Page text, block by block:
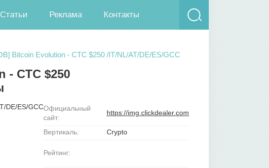
Статьи Реклама Контакты
Bitcoin Evolution - CTC $250 /IT/NL/AT/DE/ES/GCC
- CTC $250
Официальный
сайт:
https://img.clickdealer.com
Вертикаль: Crypto
Рейтинг: